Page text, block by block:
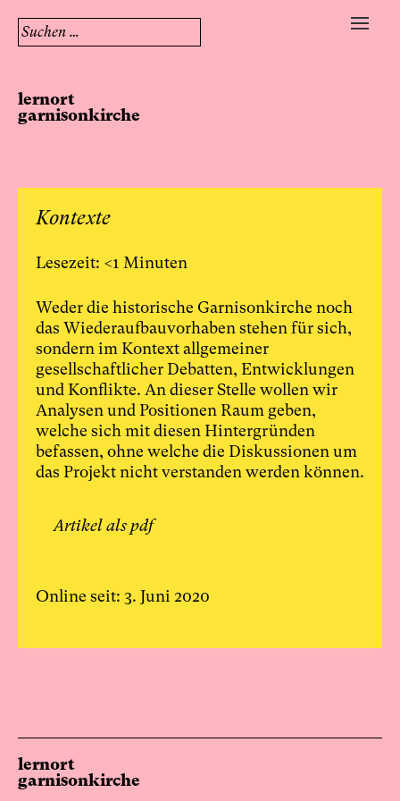
content
Suchen
nach:
lernort
garnisonkirche
Kontexte
<1
Weder die historische Garnisonkirche noch
das Wiederaufbauvorhaben stehen für sich,
sondern im Kontext allgemeiner
gesellschaftlicher Debatten, Entwicklungen
und Konflikte. An dieser Stelle wollen wir
Analysen und Positionen Raum geben,
welche sich mit diesen Hintergründen
befassen, ohne welche die Diskussionen um
das Projekt nicht verstanden werden können.
Artikel als pdf
Online seit: 3. Juni 2020
lernort
garnisonkirche